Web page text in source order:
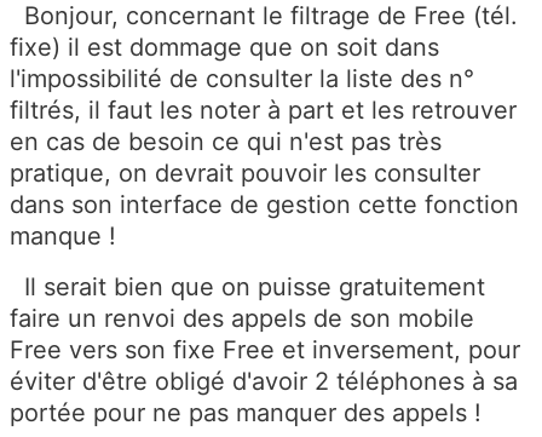
Bonjour, concernant le filtrage de Free (tél.
fixe) il est dommage que on soit dans
l'impossibilité de consulter la liste des n°
filtrés, il faut les noter à part et les retrouver
en cas de besoin ce qui n'est pas très
pratique, on devrait pouvoir les consulter
dans son interface de gestion cette fonction
manque !
Il serait bien que on puisse gratuitement
faire un renvoi des appels de son mobile
Free vers son fixe Free et inversement, pour
éviter d'être obligé d'avoir 2 téléphones à sa
portée pour ne pas manquer des appels !